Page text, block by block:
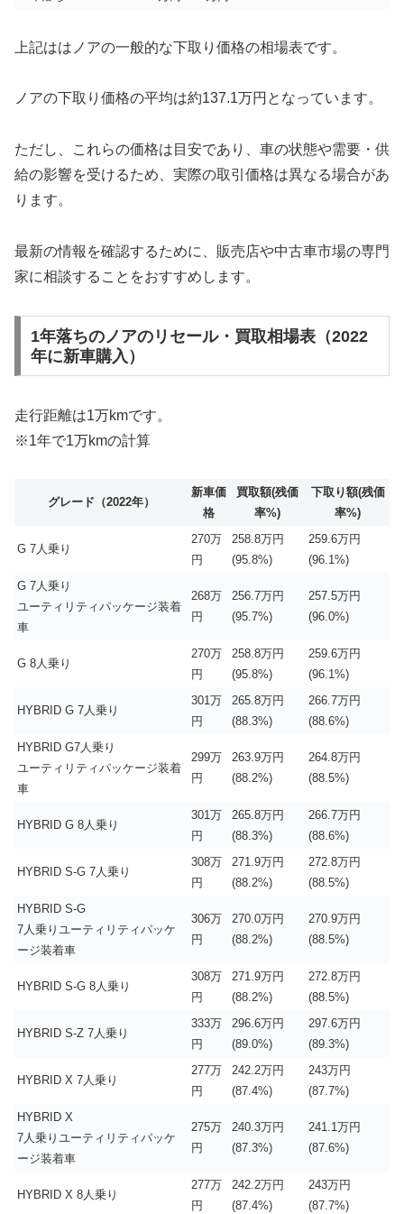
上記ははノアの一般的な下取り価格の相場表です。
ノアの下取り価格の平均は約137.1万円となっています。
ただし、これらの価格は目安であり、車の状態や需要・供
給の影響を受けるため、実際の取引価格は異なる場合があ
ります。
最新の情報を確認するために、販売店や中古車市場の専門
家に相談することをおすすめします。
1年落ちのノアのリセール・買取相場表（2022
年に新車購入）
走行距離は1万kmです。
※1年で1万kmの計算
グレード（2022年）
新車価
格
買取額(残価
率%)
下取り額(残価
率%)
G 7人乗り
270万
円
258.8万円
(95.8%)
259.6万円
(96.1%)
G 7人乗り
ユーティリティパッケージ装着
車
268万
円
256.7万円
(95.7%)
257.5万円
(96.0%)
G 8人乗り
270万
円
258.8万円
(95.8%)
259.6万円
(96.1%)
HYBRID G 7人乗り
301万
円
265.8万円
(88.3%)
266.7万円
(88.6%)
HYBRID G7人乗り
ユーティリティパッケージ装着
車
299万
円
263.9万円
(88.2%)
264.8万円
(88.5%)
HYBRID G 8人乗り
301万
円
265.8万円
(88.3%)
266.7万円
(88.6%)
HYBRID S-G 7人乗り
308万
円
271.9万円
(88.2%)
272.8万円
(88.5%)
HYBRID S-G
7人乗りユーティリティパッケ
ージ装着車
306万
円
270.0万円
(88.2%)
270.9万円
(88.5%)
HYBRID S-G 8人乗り
308万
円
271.9万円
(88.2%)
272.8万円
(88.5%)
HYBRID S-Z 7人乗り
333万
円
296.6万円
(89.0%)
297.6万円
(89.3%)
HYBRID X 7人乗り
277万
円
242.2万円
(87.4%)
243万円
(87.7%)
HYBRID X
7人乗りユーティリティパッケ
ージ装着車
275万
円
240.3万円
(87.3%)
241.1万円
(87.6%)
HYBRID X 8人乗り
277万
円
242.2万円
(87.4%)
243万円
(87.7%)